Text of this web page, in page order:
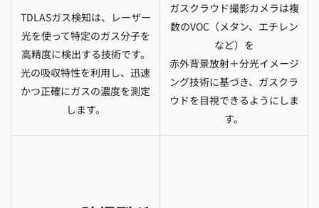
TDLASガス検知は、レーザー
光を使って特定のガス分子を
高精度に検出する技術です。
光の吸収特性を利用し、迅速
かつ正確にガスの濃度を測定
します。
ガスクラウド撮影カメラは複
数のVOC（メタン、エチレン
など）を
赤外背景放射＋分光イメージ
ング技術に基づき、ガスクラ
ウドを目視できるようにしま
す。